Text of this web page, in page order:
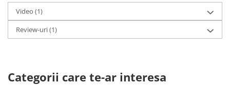
Video (1)
Review-uri(1)
Categorii care te-ar interesa